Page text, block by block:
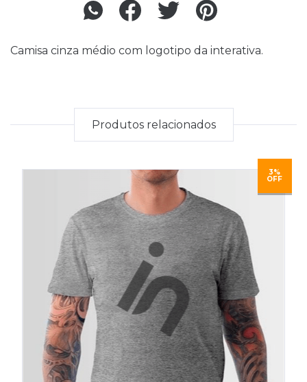
Camisa cinza médio com logotipo da interativa.
Produtos relacionados
3%
OFF